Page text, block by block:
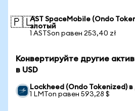
🇵🇱AST SpaceMobile (Ondo
злотый
1 ASTSon равен 253,40 zł
Конвертируйте другие
в USD
Lockheed (Ondo Tokenized)
1 LMTon равен 593,28 $